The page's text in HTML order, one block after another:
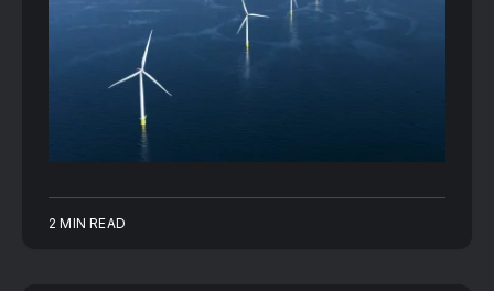
2 MIN READ